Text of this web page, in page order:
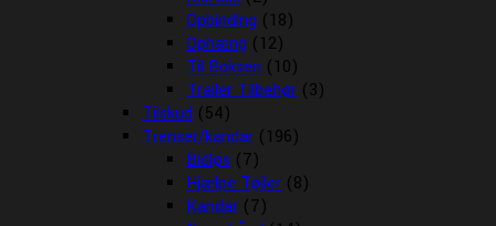
Opbinding (18)
Ophæng (12)
Til Boksen (10)
Trailer Tilbehør (3)
Tilskud (54)
Trenser/kandar (196)
Bidløs (7)
Hjælpe Tøjler (8)
Kandar (7)